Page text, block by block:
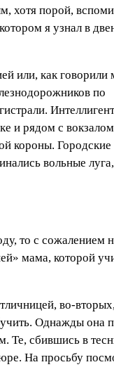
хотя порой,
я узнал в
или, как
по
и рядом с
короны. Городские
вольные
то с сожалением
мама, которой
во-
Однажды она
Те, сбившись в
На просьбу